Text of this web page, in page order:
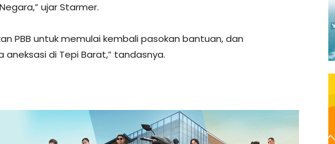
ujar Starmer.
PBB untuk memulai kembali pasokan bantuan, dan
di Tepi Barat,” tandasnya.